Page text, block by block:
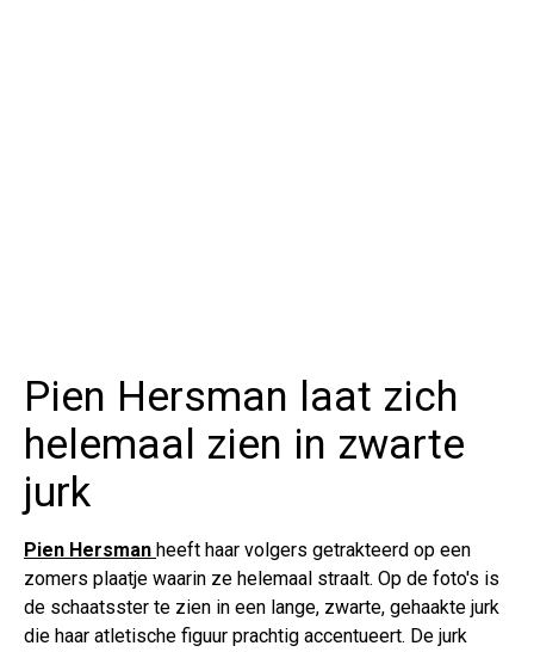
Pien Hersman laat zich
helemaal zien in zwarte
jurk
Pien Hersman heeft haar volgers getrakteerd op een
zomers plaatje waarin ze helemaal straalt. Op de foto's is
de schaatsster te zien in een lange, zwarte, gehaakte jurk
die haar atletische figuur prachtig accentueert. De jurk